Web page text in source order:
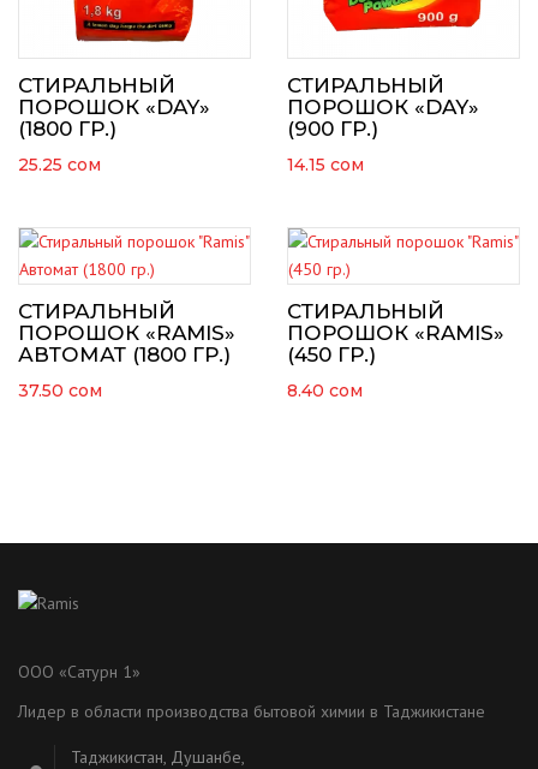
СТИРАЛЬНЫЙ
ПОРОШОК «DAY»
(1800 ГР.)
25.25 сом
СТИРАЛЬНЫЙ
ПОРОШОК «DAY»
(900 ГР.)
14.15 сом
СТИРАЛЬНЫЙ
ПОРОШОК «RAMIS»
АВТОМАТ (1800 ГР.)
37.50 сом
СТИРАЛЬНЫЙ
ПОРОШОК «RAMIS»
(450 ГР.)
8.40 сом
ООО «Сатурн 1»
Лидер в области производства бытовой химии в Таджикистане
Таджикистан, Душанбе,